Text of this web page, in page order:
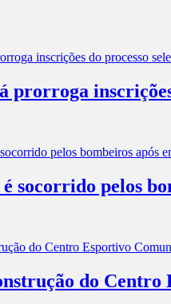
é socorrido pelos
do Centro